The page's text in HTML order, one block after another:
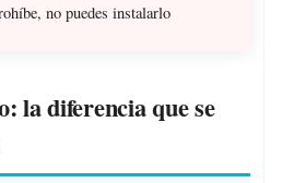
no puedes instalarlo
la diferencia que se